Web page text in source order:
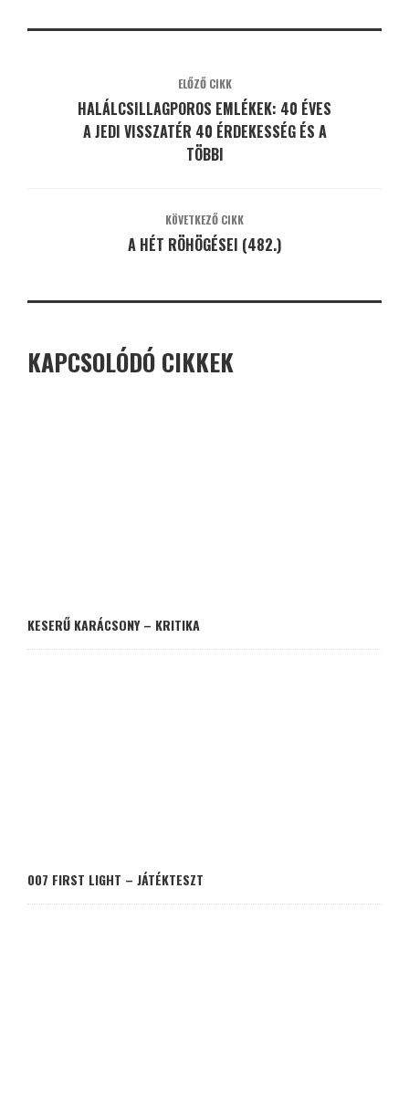
ELŐZŐ CIKK
HALÁLCSILLAGPOROS EMLÉKEK: 40 ÉVES
A JEDI VISSZATÉR 40 ÉRDEKESSÉG ÉS A
TÖBBI
KÖVETKEZŐ CIKK
A HÉT RÖHÖGÉSEI (482.)
KAPCSOLÓDÓ CIKKEK
KESERŰ KARÁCSONY – KRITIKA
007 FIRST LIGHT – JÁTÉKTESZT